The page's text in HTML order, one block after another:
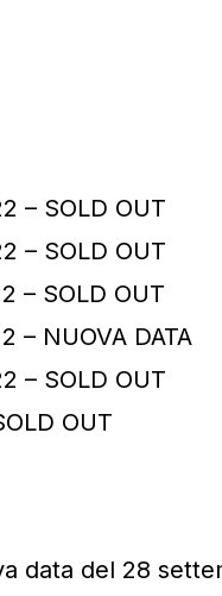
– SOLD OUT
– SOLD OUT
– SOLD OUT
– NUOVA DATA
– SOLD OUT
OUT
data del 28